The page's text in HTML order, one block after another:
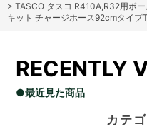
> TASCO タスコ R410A,R32用ボ
キット チャージホース92cmタイプ
RECENTLY
●最近見た商品
カテ